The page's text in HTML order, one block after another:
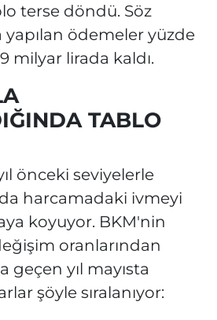
terse döndü. Söz
ödemeler yüzde
milyar lirada kaldı.
TABLO
önceki seviyelerle
harcamadaki ivmeyi
koyuyor. BKM'nin
değişim oranlarından
geçen yıl mayısta
şöyle sıralanıyor: